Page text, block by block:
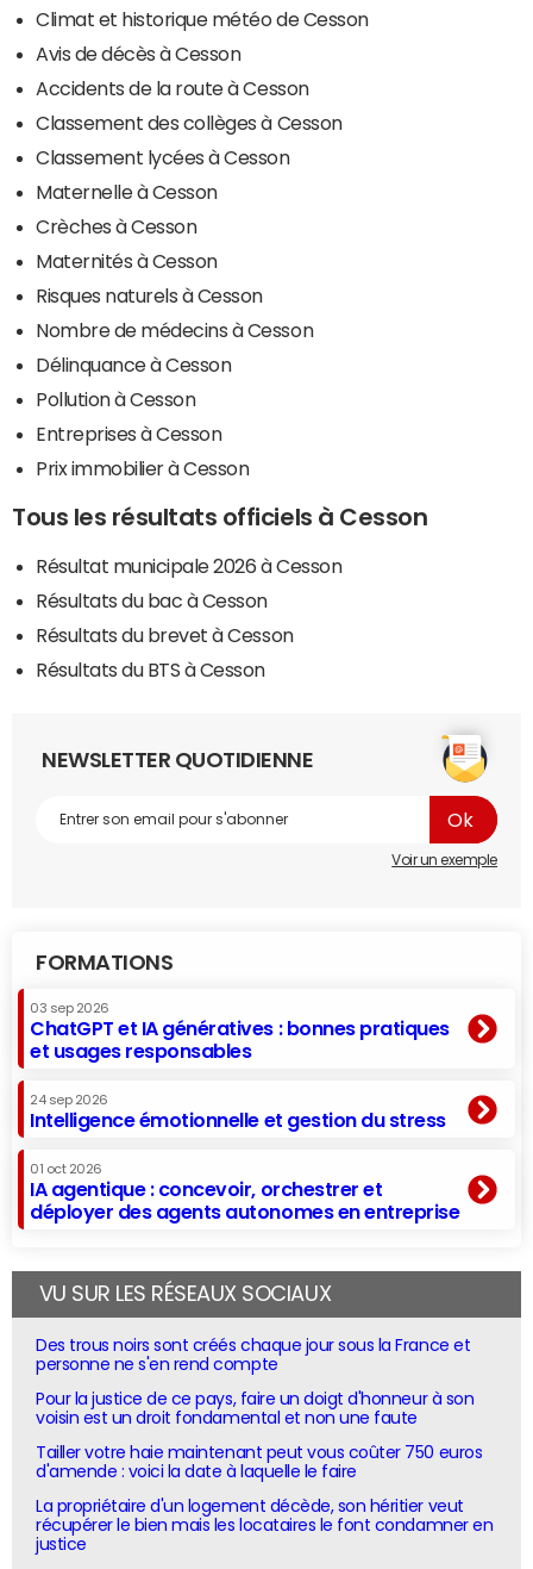
Climat et historique météo de Cesson
Avis de décès à Cesson
Accidents de la route à Cesson
Classement des collèges à Cesson
Classement lycées à Cesson
Maternelle à Cesson
Crèches à Cesson
Maternités à Cesson
Risques naturels à Cesson
Nombre de médecins à Cesson
Délinquance à Cesson
Pollution à Cesson
Entreprises à Cesson
Prix immobilier à Cesson
Tous les résultats officiels à Cesson
Résultat municipale 2026 à Cesson
Résultats du bac à Cesson
Résultats du brevet à Cesson
Résultats du BTS à Cesson
NEWSLETTER QUOTIDIENNE
Voir un exemple
FORMATIONS
03 sep 2026
ChatGPT et IA génératives : bonnes pratiques
et usages responsables
24 sep 2026
Intelligence émotionnelle et gestion du stress
01 oct 2026
IA agentique : concevoir, orchestrer et
déployer des agents autonomes en entreprise
VU SUR LES RÉSEAUX SOCIAUX
Des trous noirs sont créés chaque jour sous la France et
personne ne s'en rend compte
Pour la justice de ce pays, faire un doigt d'honneur à son
voisin est un droit fondamental et non une faute
Tailler votre haie maintenant peut vous coûter 750 euros
d'amende : voici la date à laquelle le faire
La propriétaire d'un logement décède, son héritier veut
récupérer le bien mais les locataires le font condamner en
justice